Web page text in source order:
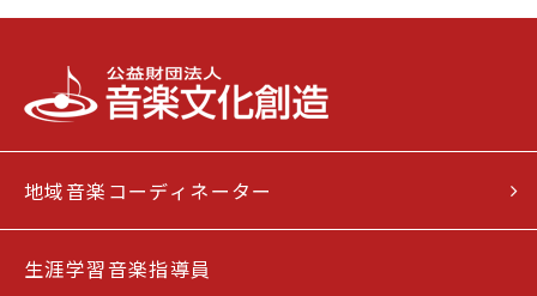
地域音楽コーディネーター
生涯学習音楽指導員